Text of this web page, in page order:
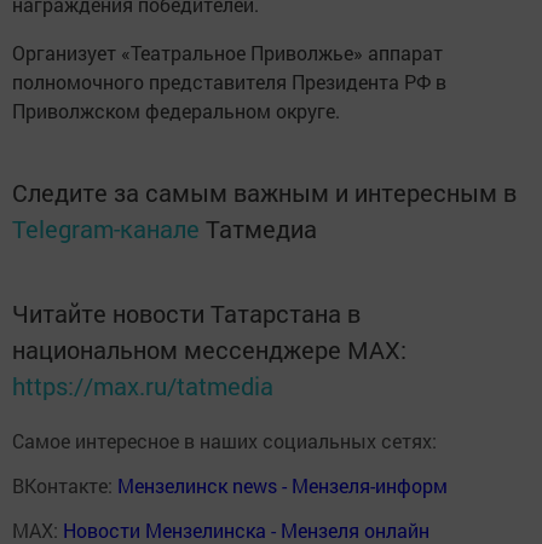
Организует «Театральное Приволжье» аппарат
полномочного представителя Президента РФ в
Приволжском федеральном округе.
Следите за самым важным и интересным в
Telegram-канале Татмедиа
Читайте новости Татарстана в
национальном мессенджере MАХ:
https://max.ru/tatmedia
Самое интересное в наших социальных сетях:
ВКонтакте: Мензелинск news - Мензеля-информ
MAX: Новости Мензелинска - Мензеля онлайн